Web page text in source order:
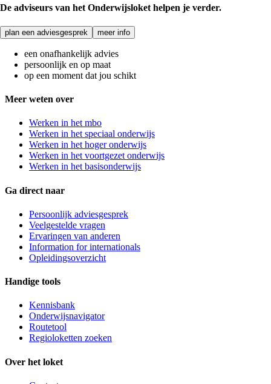
De adviseurs van het Onderwijsloket helpen je verder.
plan een adviesgesprek meer info
een onafhankelijk advies
persoonlijk en op maat
op een moment dat jou schikt
Meer weten over
Werken in het mbo
Werken in het speciaal onderwijs
Werken in het hoger onderwijs
Werken in het voortgezet onderwijs
Werken in het basisonderwijs
Ga direct naar
Persoonlijk adviesgesprek
Veelgestelde vragen
Ervaringen van anderen
Information for internationals
Opleidingsoverzicht
Handige tools
Kennisbank
Onderwijsnavigator
Routetool
Regioloketten zoeken
Over het loket